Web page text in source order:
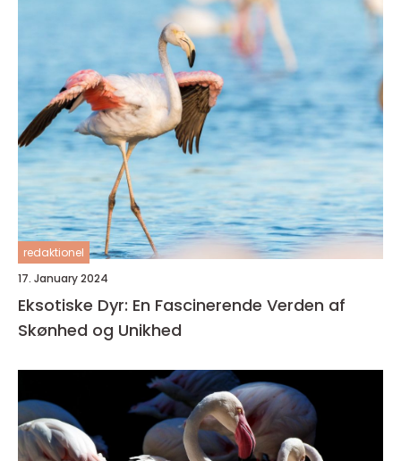
redaktionel
17. January 2024
Eksotiske Dyr: En Fascinerende Verden af
Skønhed og Unikhed